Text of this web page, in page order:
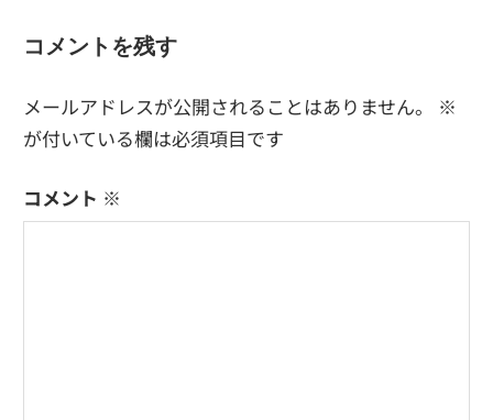
ナ
ゲ
シ
稿:
投
コメントを残す
メールアドレスが公開されることはありません。
※
が付いている欄は必須項目です
コメント ※